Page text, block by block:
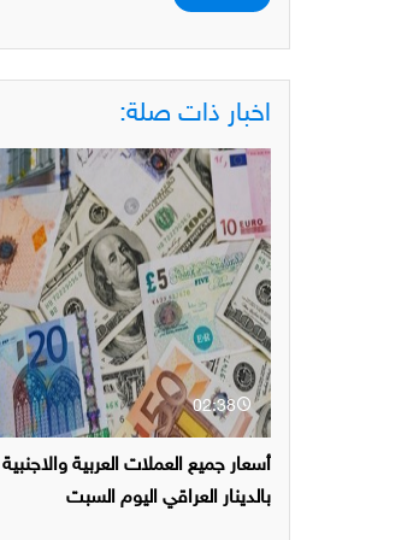
اخبار ذات صلة:
02:38
أسعار جميع العملات العربية والاجنبية
بالدينار العراقي اليوم السبت